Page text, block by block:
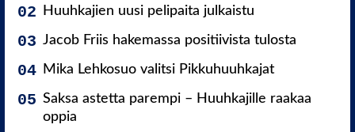
Huuhkajien uusi pelipaita julkaistu
Jacob Friis hakemassa positiivista tulosta
Mika Lehkosuo valitsi Pikkuhuuhkajat
Saksa astetta parempi – Huuhkajille raakaa
oppia